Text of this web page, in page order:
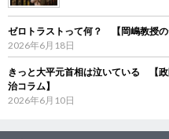
ゼロトラストって何？ 【岡嶋教授の
2026年6月18日
きっと大平元首相は泣いている 【
治コラム】
2026年6月10日